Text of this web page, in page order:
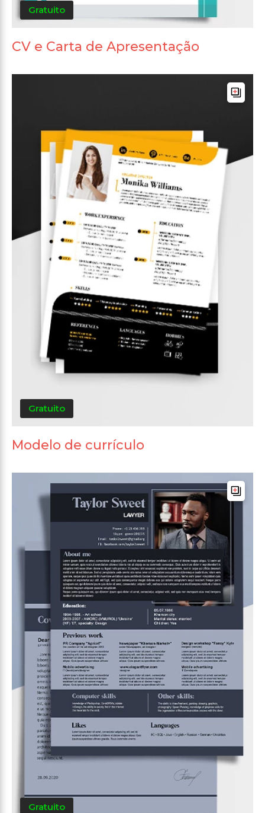
Gratuito
CV e Carta de Apresentação
Gratuito
Modelo de currículo
Gratuito